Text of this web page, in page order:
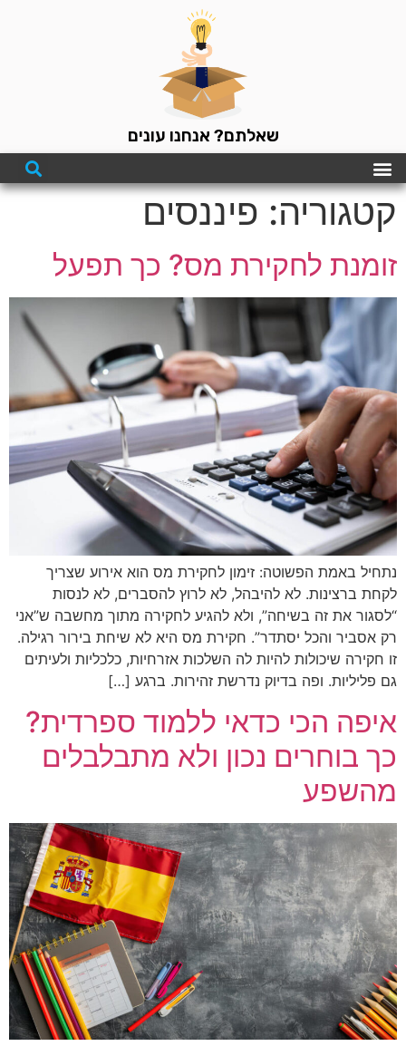
שאלתם? אנחנו עונים
קטגוריה: פיננסים
זומנת לחקירת מס? כך תפעל
נתחיל באמת הפשוטה: זימון לחקירת מס הוא אירוע שצריך
לקחת ברצינות. לא להיבהל, לא לרוץ להסברים, לא לנסות
“לסגור את זה בשיחה”, ולא להגיע לחקירה מתוך מחשבה ש”אני
רק אסביר והכל יסתדר”. חקירת מס היא לא שיחת בירור רגילה.
זו חקירה שיכולות להיות לה השלכות אזרחיות, כלכליות ולעיתים
גם פליליות. ופה בדיוק נדרשת זהירות. ברגע […]
איפה הכי כדאי ללמוד ספרדית?
כך בוחרים נכון ולא מתבלבלים
מהשפע